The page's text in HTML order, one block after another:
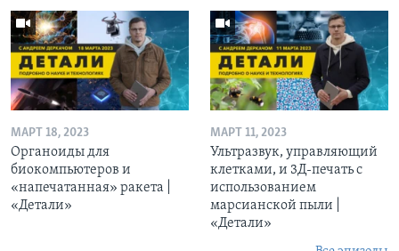
МАРТ 18, 2023
Органоиды для
биокомпьютеров и
«напечатанная» ракета |
«Детали»
МАРТ 11, 2023
Ультразвук, управляющий
клетками, и 3Д-печать c
использованием
марсианской пыли |
«Детали»